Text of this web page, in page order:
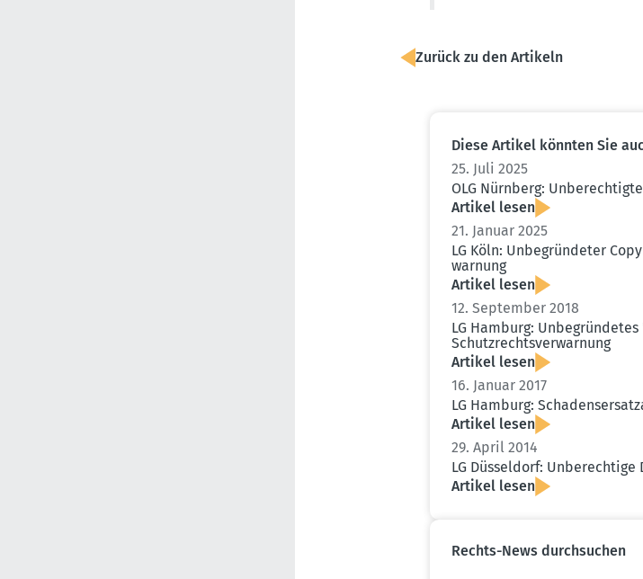
Zurück zu den Artikeln
Diese Artikel könnten Sie
25. Juli 2025
OLG Nürnberg:
Artikel lesen
21. Januar 2025
LG Köln: Unbegrün­deter
warnung
Artikel lesen
12. September 2018
LG Hamburg:
Schutz­rechts­ver­warnung
Artikel lesen
16. Januar 2017
LG Hamburg:
Artikel lesen
29. April 2014
LG Düsseldorf:
Artikel lesen
Rechts-News durch­suchen